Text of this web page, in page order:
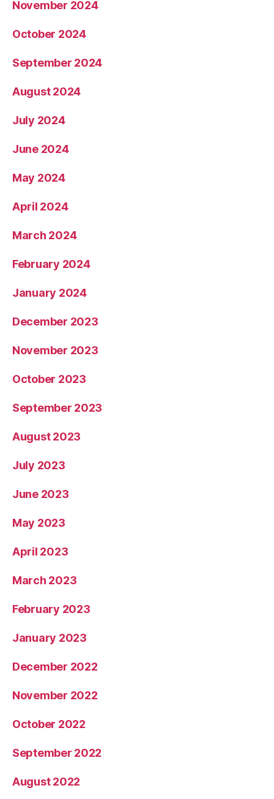
November 2024
October 2024
September 2024
August 2024
July 2024
June 2024
May 2024
April 2024
March 2024
February 2024
January 2024
December 2023
November 2023
October 2023
September 2023
August 2023
July 2023
June 2023
May 2023
April 2023
March 2023
February 2023
January 2023
December 2022
November 2022
October 2022
September 2022
August 2022